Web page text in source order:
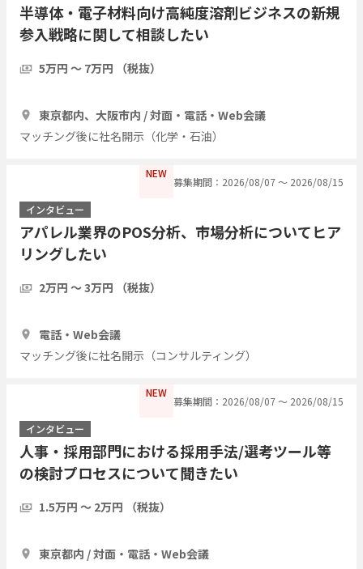
半導体・電子材料向け高純度溶剤ビジネスの新規
参入戦略に関して相談したい
5万円 〜 7万円 （税抜）
東京都内、大阪市内 / 対面・電話・Web会議
マッチング後に社名開示（化学・石油）
NEW
募集期間：2026/08/07 〜 2026/08/15
インタビュー
アパレル業界のPOS分析、市場分析についてヒア
リングしたい
2万円 〜 3万円 （税抜）
電話・Web会議
マッチング後に社名開示（コンサルティング）
NEW
募集期間：2026/08/07 〜 2026/08/15
インタビュー
人事・採用部門における採用手法/選考ツール等
の検討プロセスについて聞きたい
1.5万円 〜 2万円 （税抜）
東京都内 / 対面・電話・Web会議